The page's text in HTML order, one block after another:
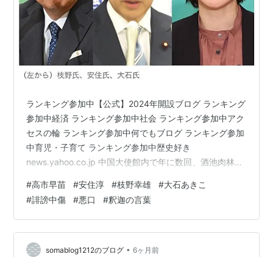
ランキング参加中【公式】2024年開設ブログ ランキング
参加中経済 ランキング参加中社会 ランキング参加中アク
セスの輪 ランキング参加中何でもブログ ランキング参加
中育児・子育て ランキング参加中歴史好き
news.yahoo.co.jp 中国大使館内で年に数回、酒池肉林ハ
係者にとっては、この落選イヤミ三人衆は重用したい人
物でしょう。 こっちとしたら、これ以上のコメントも無
いわ。🤣😂🤣😂🤣😂 ただ、一つ言いたいのは、この落選
トリオに限らず大敗北した左翼系野党候補の発言は、す
べて高市早苗総理へのイヤミと悪口と誹謗中傷の連続で
#高市早苗 #安住淳 #枝野幸雄 #大石あきこ
#誹謗中傷 #悪口 #釈迦の言葉
somablog1212のブログ • 6ヶ月前